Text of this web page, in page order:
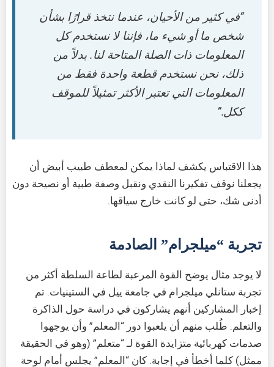
“في كثير من الأحيان، عندما نتخذ قرارًا بشأن
شخص ما أو شيء ما، فإننا لا نستخدم كل
المعلومات ذات الصلة المتاحة لنا. بدلاً من
ذلك، نحن نستخدم قطعة واحدة فقط من
المعلومات التي تعتبر الأكثر تمثيلاً للموقف
ككل.”
هذا الاقتباس يكشف لماذا يمكن لمعطف طبيب أبيض أن
يجعلنا نوقف تفكيرنا النقدي ونقبل وصفة طبية أو نصيحة دون
أدنى شك، حتى لو كانت خارج سياقها.
تجربة “ميلجرام” الصادمة
لا يوجد مثال يوضح القوة المرعبة لطاعة السلطة أكثر من
تجربة ستانلي ميلجرام في جامعة ييل في الستينيات. تم
إخبار المشاركين أنهم يشاركون في دراسة حول الذاكرة
والتعلم. طُلب منهم أن يلعبوا دور “المعلم” وأن يوجهوا
صدمات كهربائية متزايدة القوة لـ “متعلم” (وهو في الحقيقة
ممثل) كلما أخطأ في إجابة. كان “المعلم” يجلس أمام لوحة